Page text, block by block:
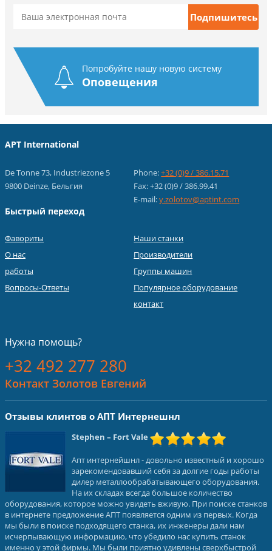
Попробуйте нашу новую систему
Оповещения
APT International
De Tonne 73, Industriezone 5
9800 Deinze, Бельгия
Phone:+32 (0)9 / 386.15.71
Fax: +32 (0)9 / 386.99.41
E-mail:y.zolotov@aptint.com
Быстрый переход
Фавориты
О нас
работы
Вопросы-Ответы
Наши станки
Производители
Группы машин
Популярное оборудование
контакт
Нужна помощь?
+32 492 277 280
Контакт Золотов Евгений
Отзывы клинтов о АПТ Интернешнл
Stephen – Fort Vale
Апт интернейшнл - довольно известный и хорошо
зарекомендовавший себя за долгие годы работы
дилер металлообрабатывающего оборудования.
На их складах всегда большое количество
оборудования, которое можно увидеть вживую. При поиске станков
в интернете предложение АПТ появляется одним из первых. Когда
мы были в поиске подходящего станка, их инженеры дали нам
исчерпывающую информацию, что убедило нас купить станок
именно у этой фирмы. Мы были приятно удивлены сверхбыстрой